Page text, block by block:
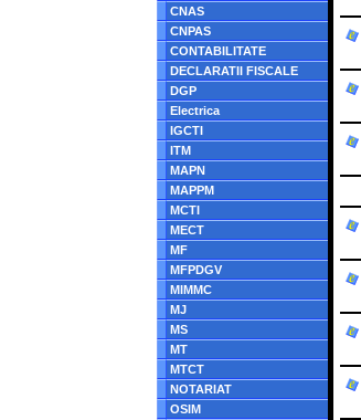
CNAS
CNPAS
CONTABILITATE
DECLARATII FISCALE
DGP
Electrica
IGCTI
ITM
MAPN
MAPPM
MCTI
MECT
MF
MFPDGV
MIMMC
MJ
MS
MT
MTCT
NOTARIAT
OSIM